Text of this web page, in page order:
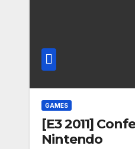
GAMES
[E3 2011]
Nintendo